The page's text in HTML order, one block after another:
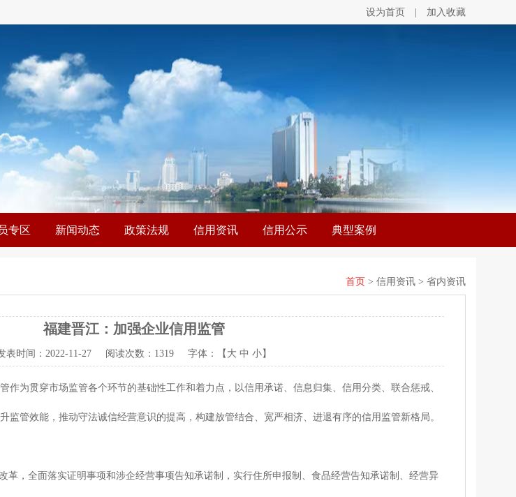
设为首页 加入收藏
专区 新闻动态 政策法规 信用资讯 信用公示 典型案例
首页 > 信用资讯 > 省内资讯
福建晋江：加强企业信用监管
表时间： 2022-11-27 阅读次数： 1319 字体：【 大 中 小】
为贯穿市场监管各个环节的基础性工作和着力点，以信用承诺、信息归集、信用分类、联合惩戒、
监管效能，推动守法诚信经营意识的提高，构建放管结合、宽严相济、进退有序的信用监管新格局。
，全面落实证明事项和涉企经营事项告知承诺制，实行住所申报制、食品经营告知承诺制、经营异